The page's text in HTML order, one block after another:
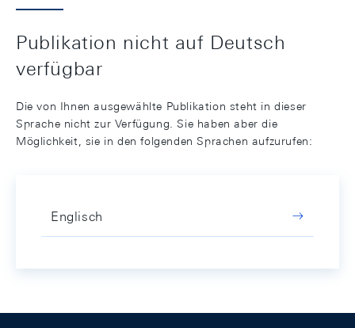
Publikation nicht auf Deutsch
verfügbar
Die von Ihnen ausgewählte Publikation steht in dieser
Sprache nicht zur Verfügung. Sie haben aber die
Möglichkeit, sie in den folgenden Sprachen aufzurufen:
Englisch